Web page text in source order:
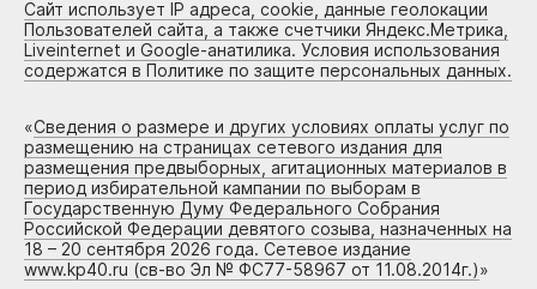
Сайт использует IP адреса, cookie, данные геолокации
Пользователей сайта, а также счетчики Яндекс.Метрика,
Liveinternet и Google-анатилика. Условия использования
содержатся в Политике по защите персональных данных.
«Сведения о размере и других условиях оплаты услуг по
размещению на страницах сетевого издания для
размещения предвыборных, агитационных материалов в
период избирательной кампании по выборам в
Государственную Думу Федерального Собрания
Российской Федерации девятого созыва, назначенных на
18 – 20 сентября 2026 года. Сетевое издание
www.kp40.ru (св-во Эл № ФС77-58967 от 11.08.2014г.)»